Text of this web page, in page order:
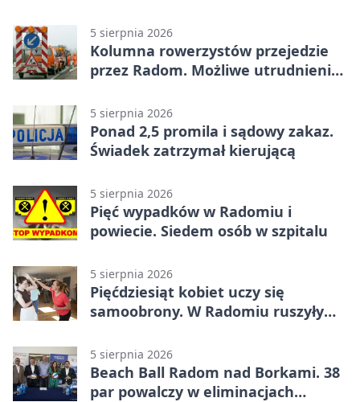
5 sierpnia 2026
Kolumna rowerzystów przejedzie
przez Radom. Możliwe utrudnienia
5 sierpnia 2026
Ponad 2,5 promila i sądowy zakaz.
Świadek zatrzymał kierującą
5 sierpnia 2026
Pięć wypadków w Radomiu i
powiecie. Siedem osób w szpitalu
5 sierpnia 2026
Pięćdziesiąt kobiet uczy się
samoobrony. W Radomiu ruszyły
5 sierpnia 2026
Beach Ball Radom nad Borkami. 38
par powalczy w eliminacjach